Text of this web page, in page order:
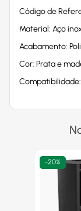
Código de
Material: Aço
Acabamento:
Cor: Prata e
-20%